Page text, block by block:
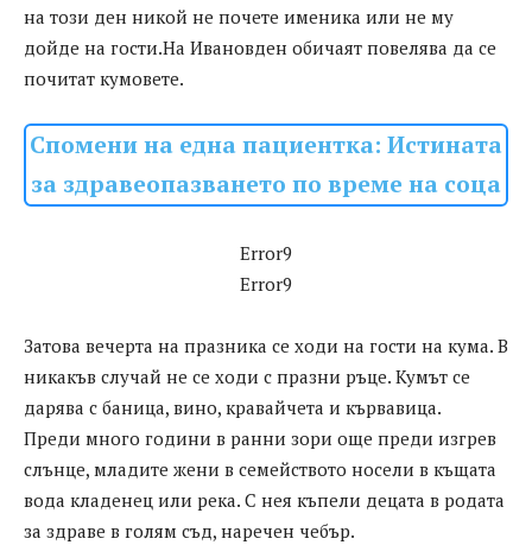
на този ден никой не почете именика или не му
дойде на гости.На Ивановден обичаят повелява да се
почитат кумовете.
Спомени на една пациентка: Истината
за здравеопазването по време на соца
Error9
Error9
Затова вечерта на празника се ходи на гости на кума. В
никакъв случай не се ходи с празни ръце. Кумът се
дарява с баница, вино, кравайчета и кървавица.
Преди много години в ранни зори още преди изгрев
слънце, младите жени в семейството носели в къщата
вода кладенец или река. С нея къпели децата в родата
за здраве в голям съд, наречен чебър.